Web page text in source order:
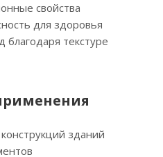
свойства
для здоровья
текстуре
зданий